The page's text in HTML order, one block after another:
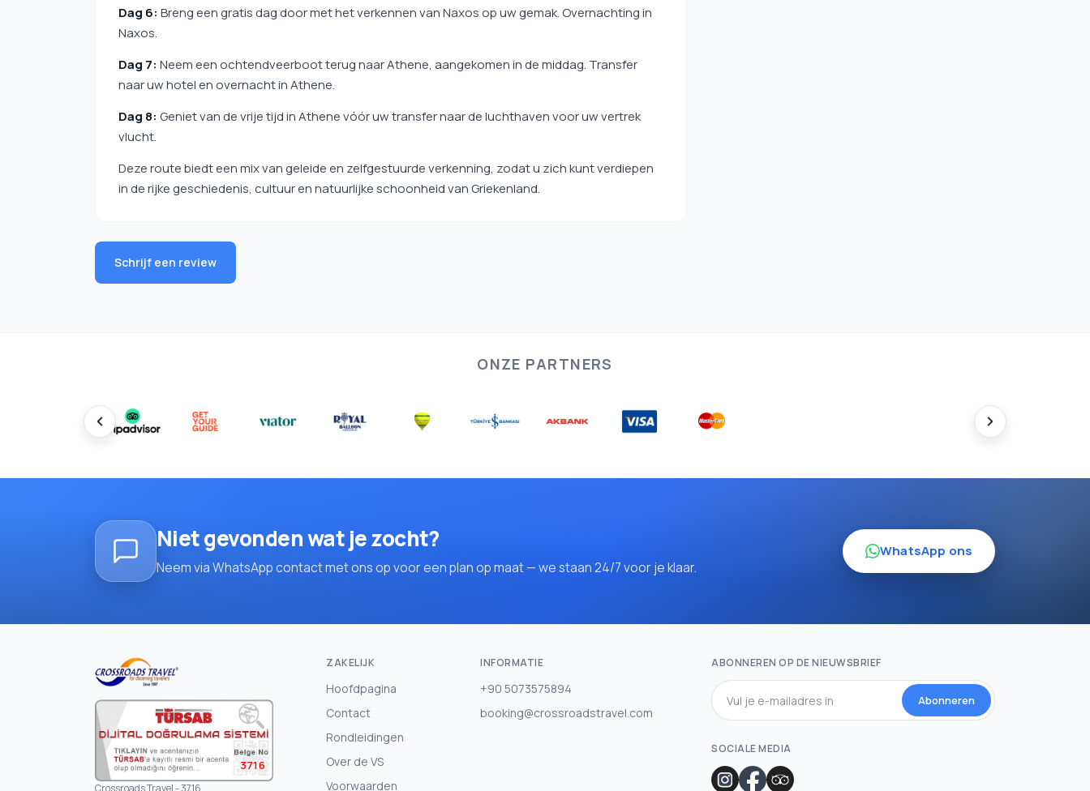
Dag 6: Breng een gratis dag door met het verkennen van Naxos op uw gemak. Overnachting in
Naxos.
Dag 7: Neem een ochtendveerboot terug naar Athene, aangekomen in de middag. Transfer
naar uw hotel en overnacht in Athene.
Dag 8: Geniet van de vrije tijd in Athene vóór uw transfer naar de luchthaven voor uw vertrek
vlucht.
Deze route biedt een mix van geleide en zelfgestuurde verkenning, zodat u zich kunt verdiepen
in de rijke geschiedenis, cultuur en natuurlijke schoonheid van Griekenland.
Schrijf een review
ONZE PARTNERS
Niet gevonden wat je zocht?
Neem via WhatsApp contact met ons op voor een plan op maat — we staan 24/7 voor je klaar.
WhatsApp ons
3716
Crossroads Travel - 3716
ZAKELIJK
Hoofdpagina
Contact
Rondleidingen
Over de VS
Voorwaarden
INFORMATIE
+90 5073575894
booking@crossroadstravel.com
ABONNEREN OP DE NIEUWSBRIEF
Abonneren
SOCIALE MEDIA